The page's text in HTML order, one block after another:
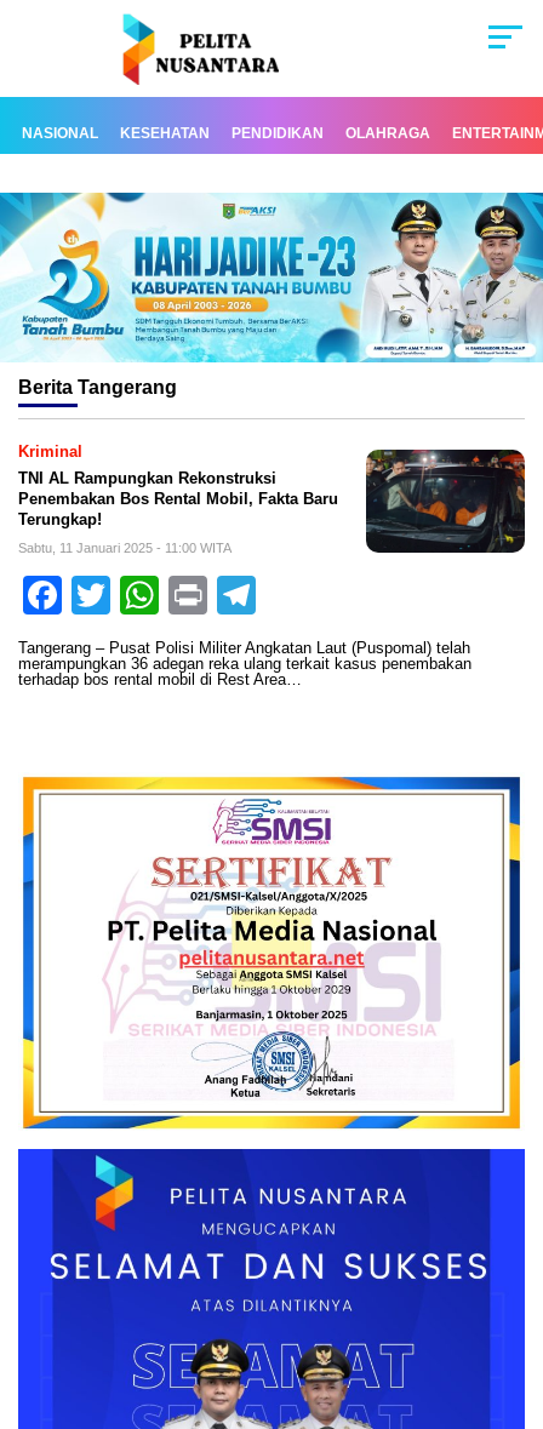
NASIONAL KESEHATAN PENDIDIKAN OLAHRAGA
Berita Tangerang
Kriminal
TNI AL Rampungkan Rekonstruksi
Penembakan Bos Rental Mobil, Fakta Baru
Terungkap!
Sabtu, 11 Januari 2025 - 11:00 WITA
Facebook
TwitterWhatsApp
Print
Tangerang – Pusat Polisi Militer Angkatan Laut (Puspomal) telah
merampungkan 36 adegan reka ulang terkait kasus penembakan
terhadap bos rental mobil di Rest Area…